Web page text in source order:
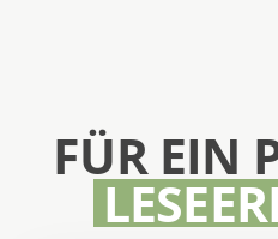
FÜR EIN